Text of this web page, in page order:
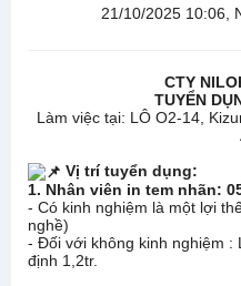
21/10/2025 10:06,
CTY
TUYỂN
Làm việc tại: LÔ O2-14,
Vị trí tuyển dụng:
1. Nhân viên in tem nhãn:
- Có kinh nghiệm là một lợi
nghề)
- Đối với không kinh nghiệm :
định 1,2tr.